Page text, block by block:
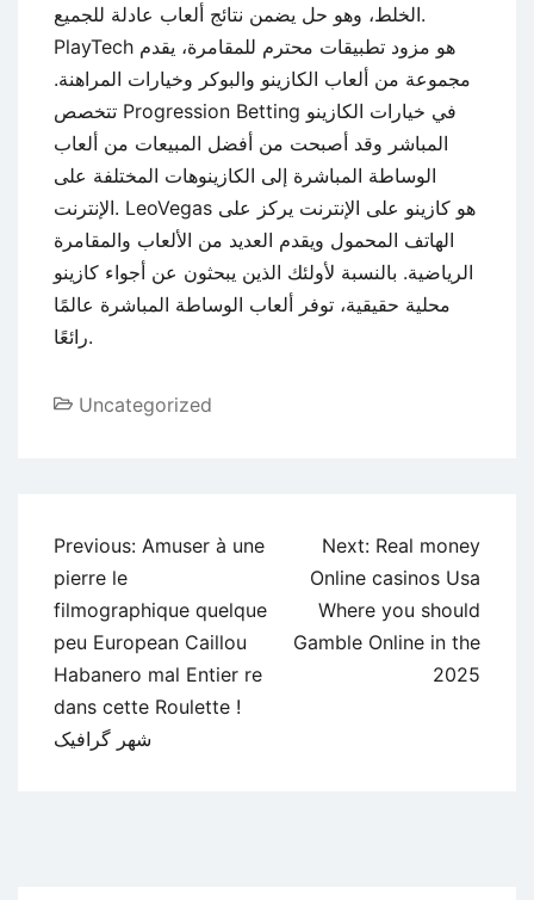
الخلط، وهو حل يضمن نتائج ألعاب عادلة للجميع.
PlayTech هو مزود تطبيقات محترم للمقامرة، يقدم
مجموعة من ألعاب الكازينو والبوكر وخيارات المراهنة.
تتخصص Progression Betting في خيارات الكازينو
المباشر وقد أصبحت من أفضل المبيعات من ألعاب
الوساطة المباشرة إلى الكازينوهات المختلفة على
الإنترنت. LeoVegas هو كازينو على الإنترنت يركز على
الهاتف المحمول ويقدم العديد من الألعاب والمقامرة
الرياضية. بالنسبة لأولئك الذين يبحثون عن أجواء كازينو
محلية حقيقية، توفر ألعاب الوساطة المباشرة عالمًا
رائعًا.
Uncategorized
Previous: Amuser à une
pierre le
filmographique quelque
peu European Caillou
Habanero mal Entier re
dans cette Roulette !
شهر گرافیک
Next: Real money
Online casinos Usa
Where you should
Gamble Online in the
2025